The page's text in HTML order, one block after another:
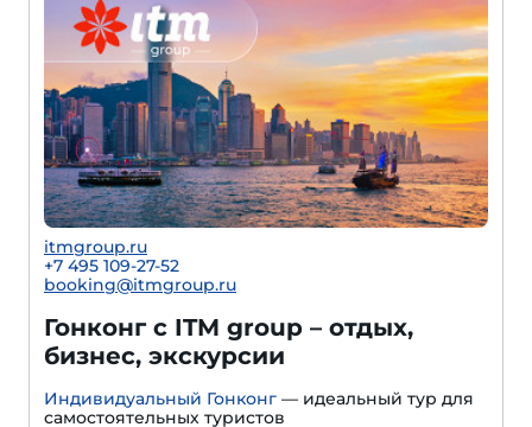
itmgroup.ru
+7 495 109-27-52
booking@itmgroup.ru
Гонконг с ITM group – отдых,
бизнес, экскурсии
Индивидуальный Гонконг — идеальный тур для
самостоятельных туристов